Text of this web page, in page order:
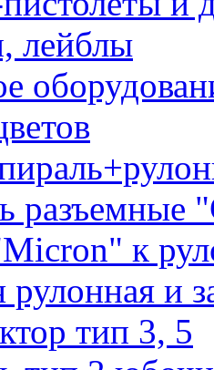
лейблы
разъемные
к
и
тип 3, 5